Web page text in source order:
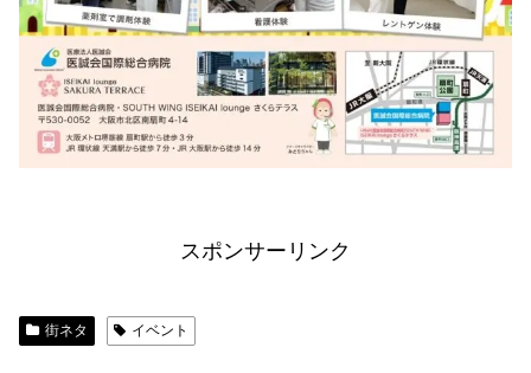
スポンサーリンク
街ネタ イベント